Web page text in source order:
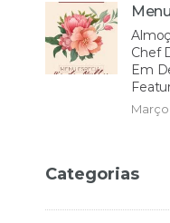
Chef
Em
Março
Categorias